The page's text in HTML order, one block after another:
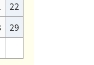
22
29